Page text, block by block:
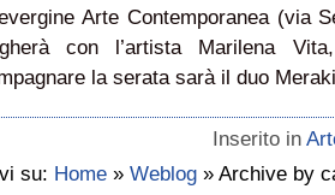
Arte Contemporanea (via
con l’artista Marilena
la serata sarà il duo
Inserito in
su: Home » Weblog » Archive by